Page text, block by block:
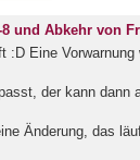
und Abkehr von
:D Eine
der kann dann
Änderung, das